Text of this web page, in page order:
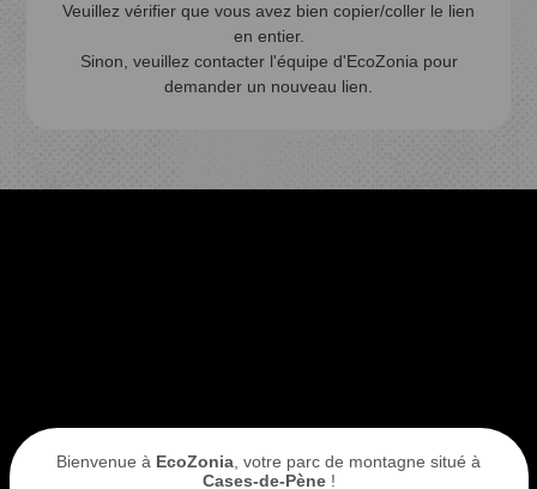
Veuillez vérifier que vous avez bien copier/coller le lien
en entier.
Sinon, veuillez contacter l'équipe d'EcoZonia pour
demander un nouveau lien.
Bienvenue à EcoZonia , votre parc de montagne situé à
Cases-de-Pène!